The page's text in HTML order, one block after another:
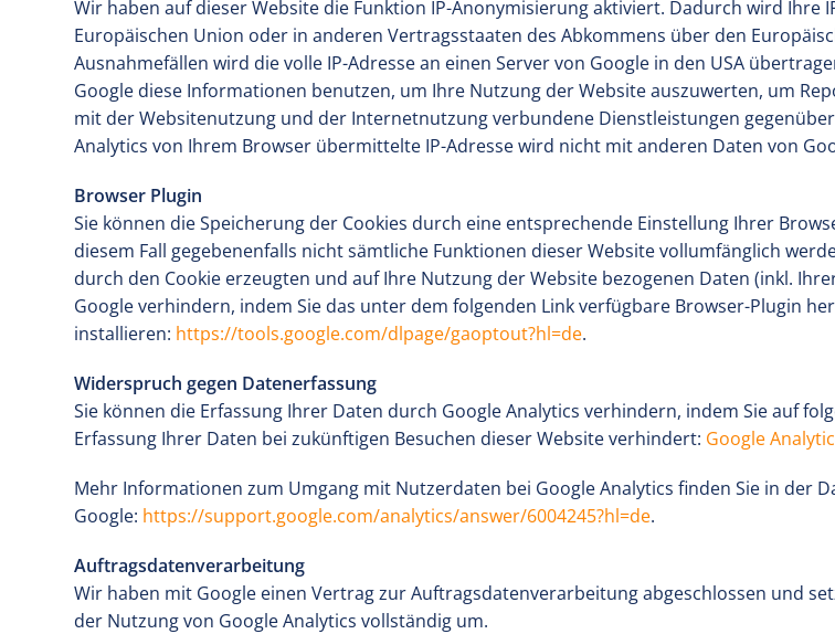
Wir haben auf dieser Website die Funktion IP-Anonymisierung aktiviert. Dadurch wird
Europäischen Union oder in anderen Vertragsstaaten des Abkommens über den
Ausnahmefällen wird die volle IP-Adresse an einen Server von Google in den USA
Google diese Informationen benutzen, um Ihre Nutzung der Website auszuwerten, um
mit der Websitenutzung und der Internetnutzung verbundene Dienstleistungen
Analytics von Ihrem Browser übermittelte IP-Adresse wird nicht mit anderen Daten von
Browser Plugin
Sie können die Speicherung der Cookies durch eine entsprechende Einstellung Ihrer
diesem Fall gegebenenfalls nicht sämtliche Funktionen dieser Website vollumfänglich
durch den Cookie erzeugten und auf Ihre Nutzung der Website bezogenen Daten (inkl.
Google verhindern, indem Sie das unter dem folgenden Link verfügbare Browser-Plugin
installieren: https://tools.google.com/dlpage/gaoptout?hl=de.
Widerspruch gegen Datenerfassung
Sie können die Erfassung Ihrer Daten durch Google Analytics verhindern, indem Sie auf
Erfassung Ihrer Daten bei zukünftigen Besuchen dieser Website verhindert: Google
Mehr Informationen zum Umgang mit Nutzerdaten bei Google Analytics finden Sie in der
Google: https://support.google.com/analytics/answer/6004245?hl=de.
Auftragsdatenverarbeitung
Wir haben mit Google einen Vertrag zur Auftragsdatenverarbeitung abgeschlossen und
der Nutzung von Google Analytics vollständig um.